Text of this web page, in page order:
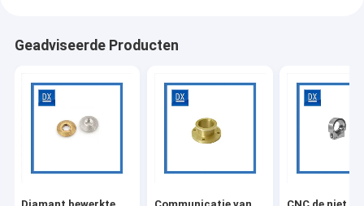
Geadviseerde Producten